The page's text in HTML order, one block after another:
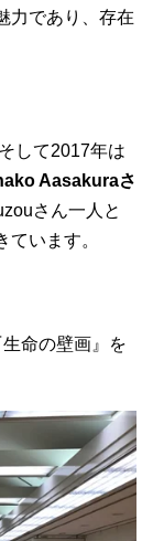
力であり、存在
そして2017年は
Aasakuraさ
さん一人と
います。
命の壁画』を